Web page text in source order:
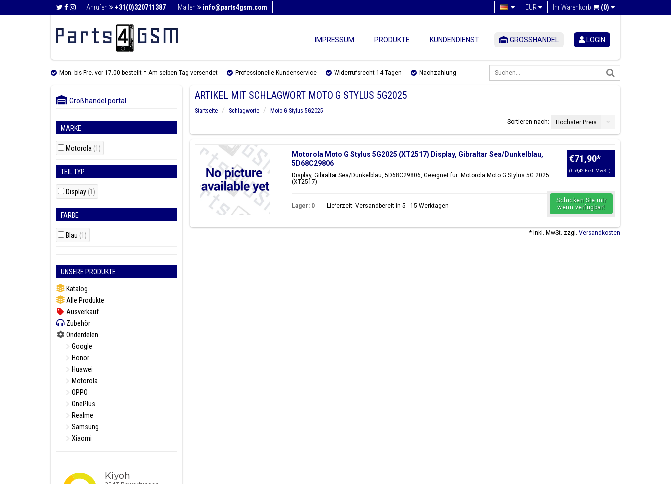
Anrufen +31(0)320711387 Mailen info@parts4gsm.com Ihr Warenkorb (0)
EUR
IMPRESSUM PRODUKTE KUNDENDIENST GROSSHANDEL LOGIN
Mon. bis Fre. vor 17.00 bestellt = Am selben Tag versendet Professionelle Kundenservice Widerrufsrecht 14 Tagen Nachzahlung
Großhandel portal
MARKE
Motorola (1)
TEIL TYP
Display (1)
FARBE
Blau (1)
UNSERE PRODUKTE
Katalog
Alle Produkte
Ausverkauf
Zubehör
Onderdelen
Google
Honor
Huawei
Motorola
OPPO
OnePlus
Realme
Samsung
Xiaomi
ARTIKEL MIT SCHLAGWORT MOTO G STYLUS 5G2025
Startseite Schlagworte
Moto G Stylus 5G2025
Sortieren nach:
Höchster Preis
Motorola Moto G Stylus 5G2025 (XT2517) Display, Gibraltar Sea/Dunkelblau,
5D68C29806
Display, Gibraltar Sea/Dunkelblau, 5D68C29806, Geeignet für: Motorola Moto G Stylus 5G 2025
(XT2517)
€71,90*
(€59,42 Exkl. MwSt.)
Lager: 0 Lieferzeit: Versandbereit in 5 - 15 Werktagen
Schicken Sie mir
wenn verfügbar!
* Inkl. MwSt. zzgl. Versandkosten